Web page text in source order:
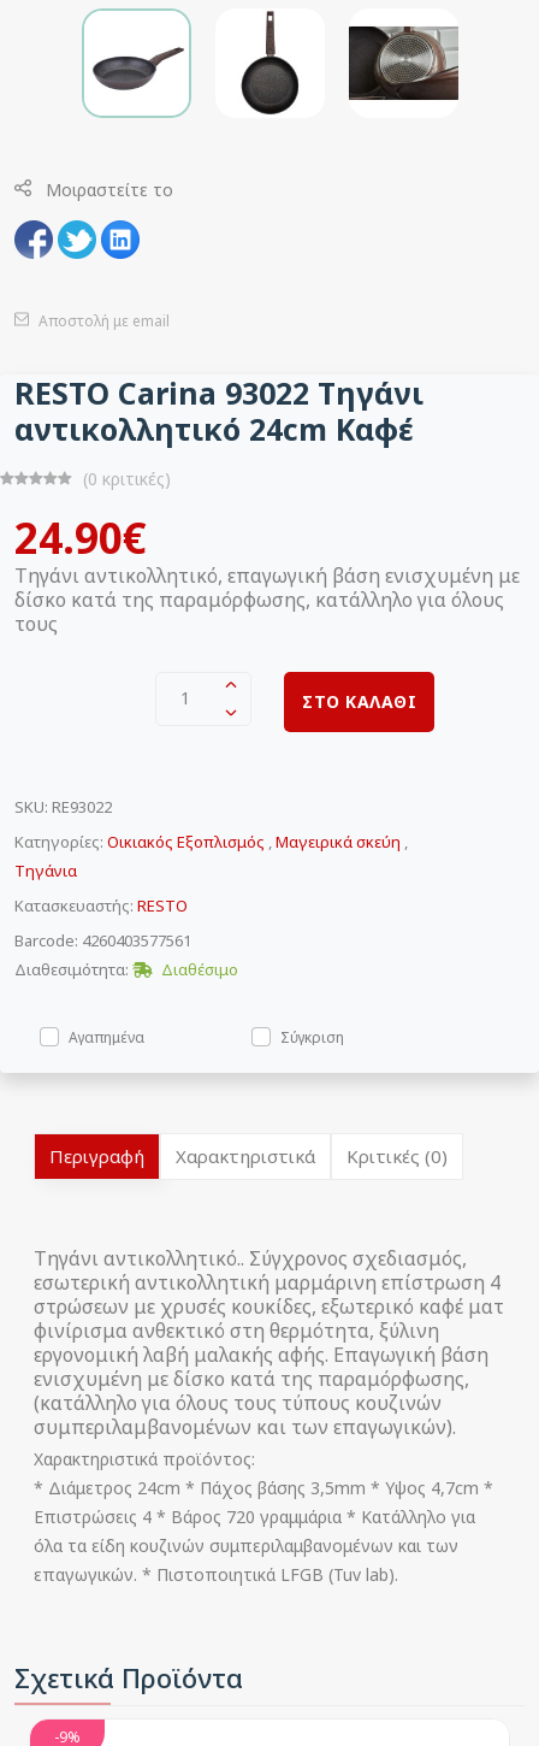
Μοιραστείτε το
Αποστολή με email
RESTO Carina 93022 Τηγάνι
αντικολλητικό 24cm Καφέ
(0 κριτικές)
24.90€
Τηγάνι αντικολλητικό, επαγωγική βάση ενισχυμένη με
δίσκο κατά της παραμόρφωσης, κατάλληλο για όλους
τους
1 ΣΤΟ ΚΑΛΑΘΙ
SKU: RE93022
Κατηγορίες: Οικιακός Εξοπλισμός ,Μαγειρικά σκεύη ,
Τηγάνια
Κατασκευαστής: RESTO
Barcode: 4260403577561
Διαθεσιμότητα:
Διαθέσιμο
Αγαπημένα Σύγκριση
Περιγραφή Χαρακτηριστικά Κριτικές (0)
Τηγάνι αντικολλητικό.. Σύγχρονος σχεδιασμός,
εσωτερική αντικολλητική μαρμάρινη επίστρωση 4
στρώσεων με χρυσές κουκίδες, εξωτερικό καφέ ματ
φινίρισμα ανθεκτικό στη θερμότητα, ξύλινη
εργονομική λαβή μαλακής αφής. Επαγωγική βάση
ενισχυμένη με δίσκο κατά της παραμόρφωσης,
(κατάλληλο για όλους τους τύπους κουζινών
συμπεριλαμβανομένων και των επαγωγικών).
Χαρακτηριστικά προϊόντος:
* Διάμετρος 24cm * Πάχος βάσης 3,5mm * Υψος 4,7cm *
Επιστρώσεις 4 * Βάρος 720 γραμμάρια * Κατάλληλο για
όλα τα είδη κουζινών συμπεριλαμβανομένων και των
επαγωγικών. * Πιστοποιητικά LFGB (Tuv lab).
Σχετικά Προϊόντα
-9%